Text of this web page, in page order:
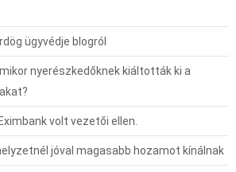
ügyvédje blogról
nyerészkedőknek kiáltották ki a
volt vezetői ellen.
jóval magasabb hozamot kínálnak